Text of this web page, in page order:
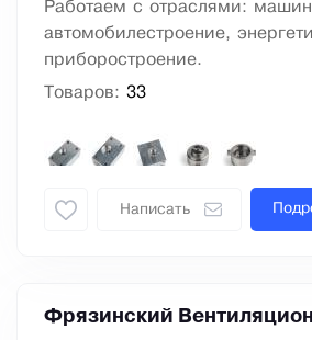
Работаем с отраслями:
автомобилестроение,
приборостроение.
Товаров: 33
Написать
Фрязинский